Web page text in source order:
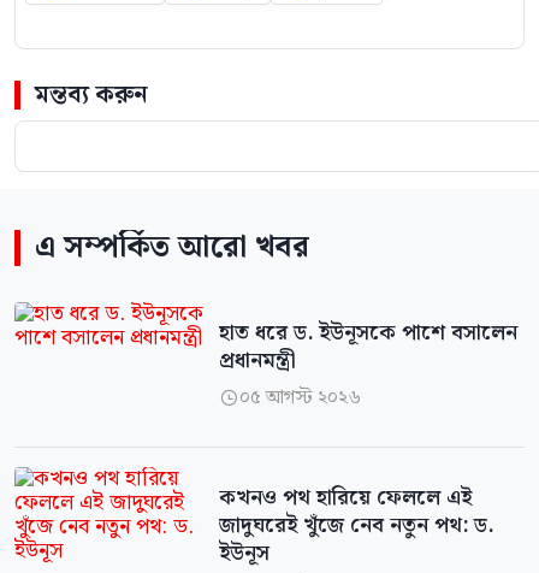
মন্তব্য করুন
এ সম্পর্কিত আরো খবর
হাত ধরে ড. ইউনূসকে পাশে বসালেন
প্রধানমন্ত্রী
০৫ আগস্ট ২০২৬
কখনও পথ হারিয়ে ফেললে এই
জাদুঘরেই খুঁজে নেব নতুন পথ: ড.
ইউনূস